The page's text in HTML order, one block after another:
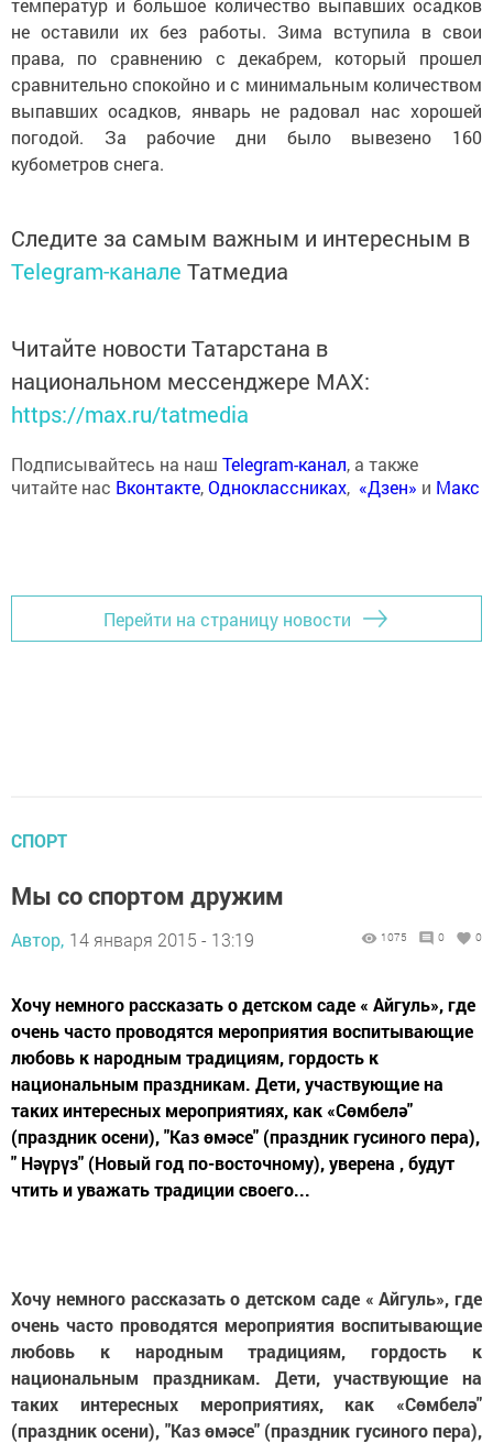
температур и большое количество выпавших осадков
не оставили их без работы. Зима вступила в свои
права, по сравнению с декабрем, который прошел
сравнительно спокойно и с минимальным количеством
выпавших осадков, январь не радовал нас хорошей
погодой. За рабочие дни было вывезено 160
кубометров снега.
Следите за самым важным и интересным в
Telegram-канале Татмедиа
Читайте новости Татарстана в
национальном мессенджере MАХ:
https://max.ru/tatmedia
Подписывайтесь на наш Telegram-канал, а также
читайте нас Вконтакте,Одноклассниках, «Дзен» и Макс
Перейти на страницу новости
СПОРТ
Мы со спортом дружим
Автор, 14 января 2015 - 13:19 1075 0 0
Хочу немного рассказать о детском саде « Айгуль», где
очень часто проводятся мероприятия воспитывающие
любовь к народным традициям, гордость к
национальным праздникам. Дети, участвующие на
таких интересных мероприятиях, как «Сөмбелә"
(праздник осени), "Каз өмәсе" (праздник гусиного пера),
" Нәүрүз" (Новый год по-восточному), уверена , будут
чтить и уважать традиции своего...
Хочу немного рассказать о детском саде « Айгуль», где
очень часто проводятся мероприятия воспитывающие
любовь к народным традициям, гордость к
национальным праздникам. Дети, участвующие на
таких интересных мероприятиях, как «Сөмбелә"
(праздник осени), "Каз өмәсе" (праздник гусиного пера),